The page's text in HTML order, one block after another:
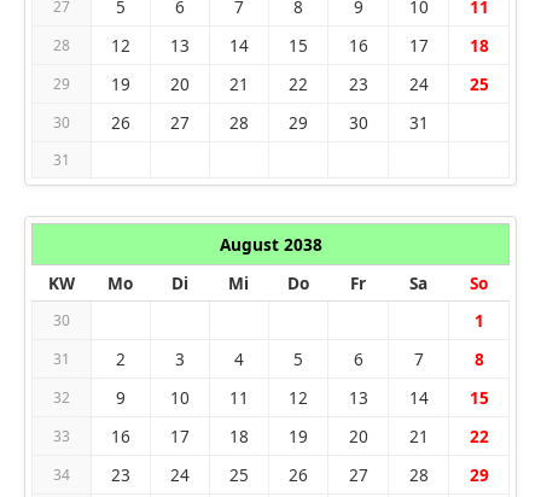
27 5 6 7 8 9 10 11
28 12 13 14 15 16 17 18
29 19 20 21 22 23 24 25
30 26 27 28 29 30 31
31
August 2038
KW
Mo Di Mi Do Fr Sa So
30 1
31 2 3 4 5 6 7 8
32 9 10 11 12 13 14 15
33 16 17 18 19 20 21 22
34 23 24 25 26 27 28 29